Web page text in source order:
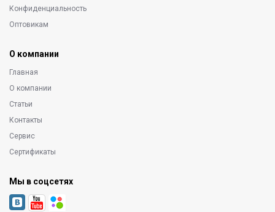
Конфиденциальность
Оптовикам
О компании
Главная
О компании
Статьи
Контакты
Сервис
Сертификаты
Мы в соцсетях